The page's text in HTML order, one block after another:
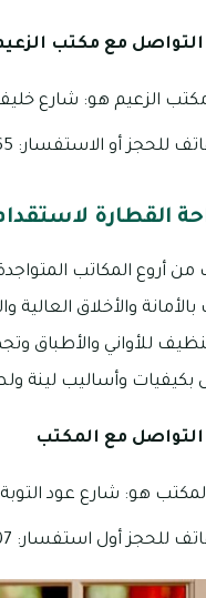
مع مكتب
الزعيم هو: شارع
للحجز أو الاستفسار: 1765 766 03
القطارة
من أروع المكاتب
والأخلاق
للأواني والأطباق
بكيفيات وأساليب لينة
مع المكتب
هو: شارع عود
للحجز أول استفسار: 0107 737 03